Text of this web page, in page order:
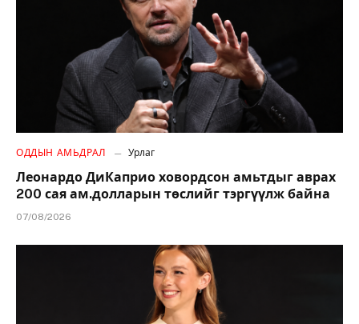
ОДДЫН АМЬДРАЛ Урлаг
Леонардо ДиКаприо ховордсон амьтдыг аврах
200 сая ам.долларын төслийг тэргүүлж байна
07/08/2026